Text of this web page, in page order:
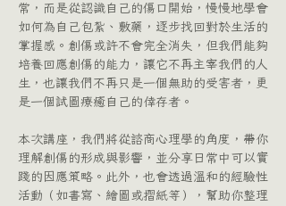
常，而是從認識自己的傷口開始，慢慢地學會
如何為自己包紮、敷藥，逐步找回對於生活的
掌握感。創傷或許不會完全消失，但我們能夠
培養回應創傷的能力，讓它不再主宰我們的人
生，也讓我們不再只是一個無助的受害者，更
是一個試圖療癒自己的倖存者。
本次講座，我們將從諮商心理學的角度，帶你
理解創傷的形成與影響，並分享日常中可以實
踐的因應策略。此外，也會透過溫和的經驗性
活動（如書寫、繪圖或摺紙等），幫助你整理